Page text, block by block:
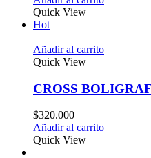
Quick View
Hot
Añadir al carrito
Quick View
CROSS
$320.000
Añadir al carrito
Quick View